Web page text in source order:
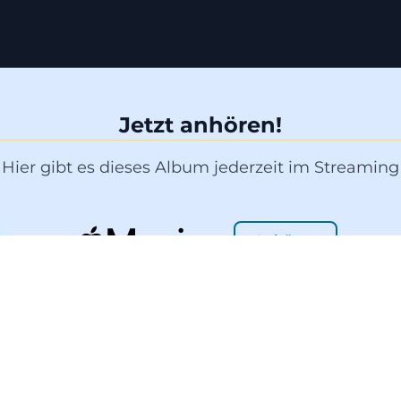
Jetzt anhören!
Hier gibt es dieses Album jederzeit im Streaming
Anhören